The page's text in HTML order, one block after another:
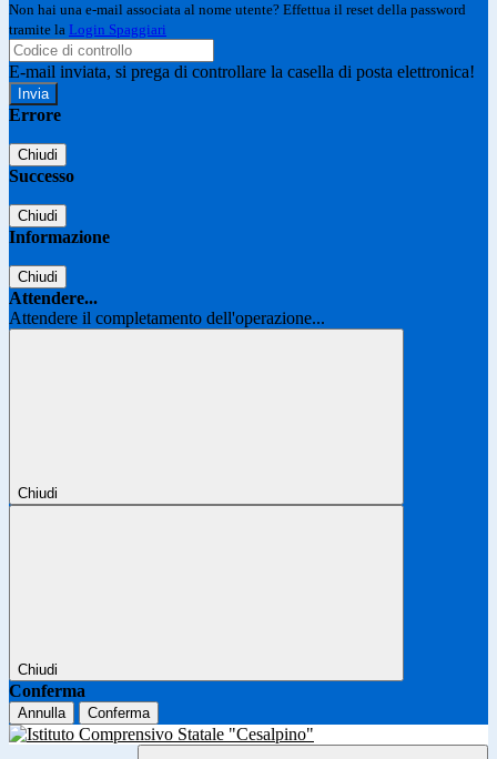
Non hai una e-mail associata al nome utente? Effettua il reset della password
tramite la Login Spaggiari
E-mail inviata, si prega di controllare la casella di posta elettronica!
Errore
Chiudi
Successo
Chiudi
Informazione
Chiudi
Attendere...
Attendere il completamento dell'operazione...
Chiudi
Chiudi
Conferma
Annulla Conferma